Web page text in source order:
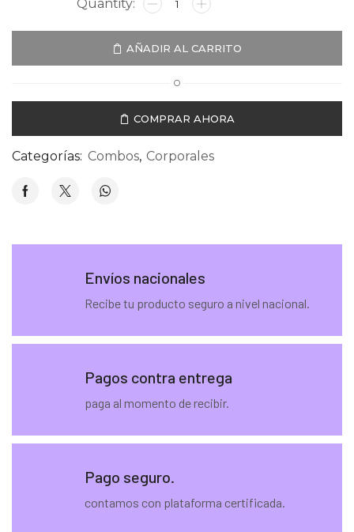
AÑADIR AL CARRITO
O
COMPRAR AHORA
Categorías: Combos, Corporales
Envíos nacionales
Recibe tu producto seguro a nivel nacional.
Pagos contra entrega
paga al momento de recibir.
Pago seguro.
contamos con plataforma certificada.